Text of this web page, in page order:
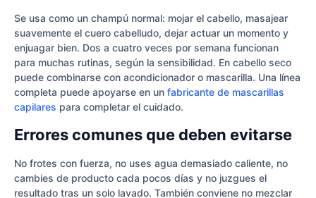
Se usa como un champú normal: mojar el cabello, masajear
suavemente el cuero cabelludo, dejar actuar un momento y
enjuagar bien. Dos a cuatro veces por semana funcionan
para muchas rutinas, según la sensibilidad. En cabello seco
puede combinarse con acondicionador o mascarilla. Una línea
completa puede apoyarse en un fabricante de mascarillas
capilares para completar el cuidado.
Errores comunes que deben evitarse
No frotes con fuerza, no uses agua demasiado caliente, no
cambies de producto cada pocos días y no juzgues el
resultado tras un solo lavado. También conviene no mezclar